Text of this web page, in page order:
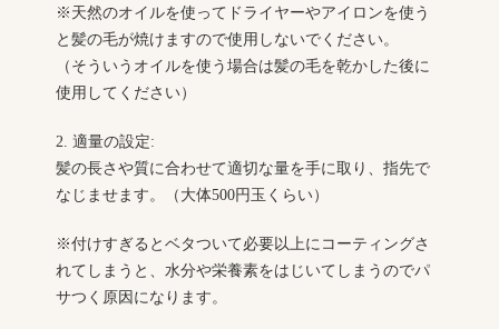
※天然のオイルを使ってドライヤーやアイロンを使う
と髪の毛が焼けますので使用しないでください。
（そういうオイルを使う場合は髪の毛を乾かした後に
使用してください）
2. 適量の設定:
髪の長さや質に合わせて適切な量を手に取り、指先で
なじませます。（大体500円玉くらい）
※付けすぎるとベタついて必要以上にコーティングさ
れてしまうと、水分や栄養素をはじいてしまうのでパ
サつく原因になります。